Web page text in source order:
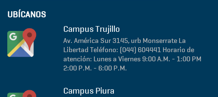
UBÍCANOS
Campus Trujillo
Av. América Sur 3145, urb Monserrate La
Libertad Teléfono: (044) 604441 Horario de
atención: Lunes a Viernes 9:00 A.M. - 1:00 PM
2:00 P.M. - 6:00 P.M.
Campus Piura